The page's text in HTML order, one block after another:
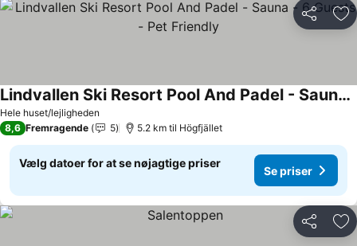
Del
Hele huset/lejligheden
Lindvallen Ski Resort Pool And Padel - Sauna - 6 Guests - Pet Friendly
8,6 Fremragende 5 5.2 km til Högfjället
Vælg datoer for at se nøjagtige priser
Se priser
Del